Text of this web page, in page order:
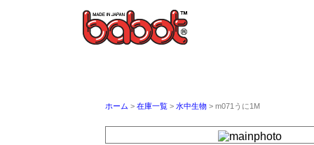
ホーム > 在庫一覧 > 水中生物 > m071うに1M